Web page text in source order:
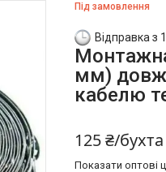
Під замовлення
Відправка з
мм)
кабелю
125 ₴/бухта
Показати оптові